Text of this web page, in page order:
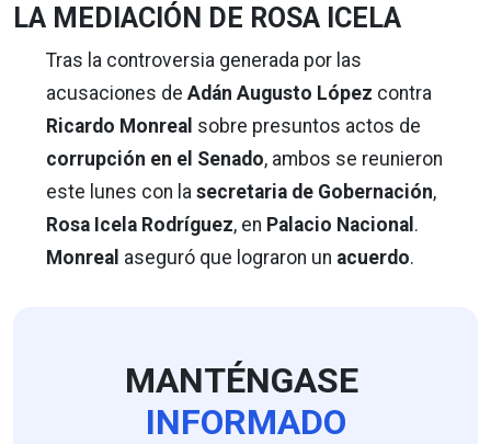
LA MEDIACIÓN DE ROSA ICELA
Tras la controversia generada por las
acusaciones de Adán Augusto López contra
Ricardo Monreal sobre presuntos actos de
corrupción en el Senado, ambos se reunieron
este lunes con la secretaria de Gobernación,
Rosa Icela Rodríguez, en Palacio Nacional .
Monreal aseguró que lograron un acuerdo.
MANTÉNGASE
INFORMADO